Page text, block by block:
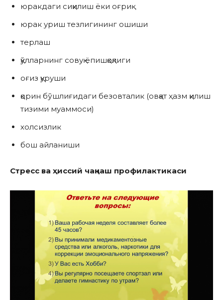
юракдаги сиқилиш ёки оғриқ
юрак уриш тезлигининг ошиши
терлаш
қўлларнинг совуқ ёпишқоқлиги
оғиз қуруши
қорин бўшлиғидаги безовталик (овқат ҳазм қилиш
тизими муаммоси)
холсизлик
бош айланиши
Стресс ва ҳиссий чақнаш профилактикаси